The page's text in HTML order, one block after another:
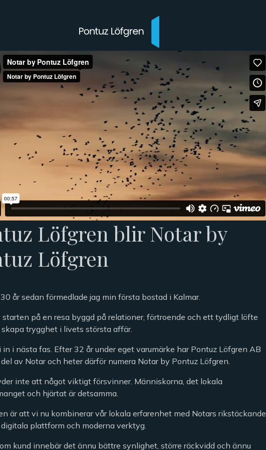
Löfgren blir Notar by
Löfgren
år sedan förmedlade jag min första bostad i Kalmar.
starten på en resa byggd på relationer, förtroende och ett tydligt löfte
trygghet i livets största affär.
in i nästa fas. Efter 32 år under eget varumärke har Pontuz Löfgren AB
av Notar och heter därför numera Notar by Pontuz Löfgren.
inte att något viktigt försvinner. Människorna, det lokala
och hjärtat är detsamma.
är att vi nu kombinerar vår lokala erfarenhet med Notars rikstäckande
plattform och moderna verktyg.
kund innebär det ännu bättre synlighet, större räckvidd och ännu